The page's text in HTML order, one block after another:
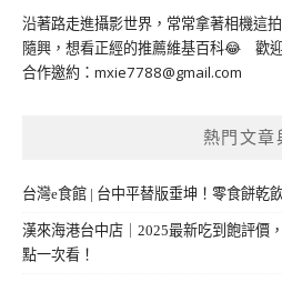
沿著路走進攝影世界，常常拿著相機這
隨興，想看正經的推薦維基百科😂 歡
合作邀約： mxie7788@gmail.com
熱門文章
台灣e食館 | 台中平替版垂坤！零食餅乾
漢來海港台中店｜2025最新吃到飽評價
點一次看！